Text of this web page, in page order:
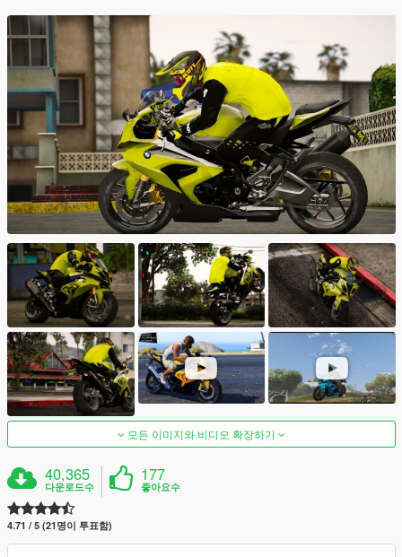
모든 이미지와 비디오 확장하기
40,365
다운로드수
177
좋아요수
4.71 / 5 (21명이 투표함)